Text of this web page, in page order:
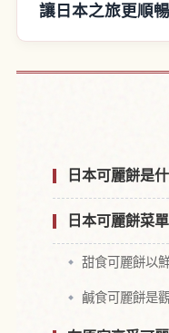
讓日本之旅更順暢
日本可麗餅是
日本可麗餅菜
甜食可麗餅以
鹹食可麗餅是